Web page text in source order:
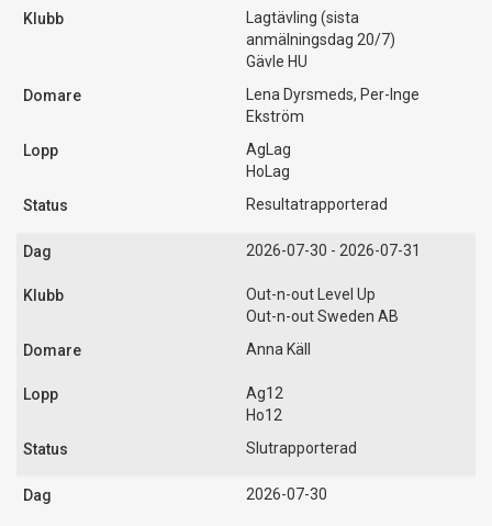
Lagtävling (sista
anmälningsdag 20/7)
Gävle HU
Lena Dyrsmeds, Per-Inge
Ekström
AgLag
HoLag
Resultatrapporterad
2026-07-30 - 2026-07-31
Out-n-out Level Up
Out-n-out Sweden AB
Anna Käll
Ag12
Ho12
Slutrapporterad
2026-07-30